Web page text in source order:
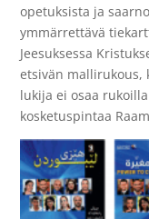
opetuksista ja
ymmärrettävä
Jeesuksessa
etsivän mallirukous,
lukija ei osaa
kosketuspintaa